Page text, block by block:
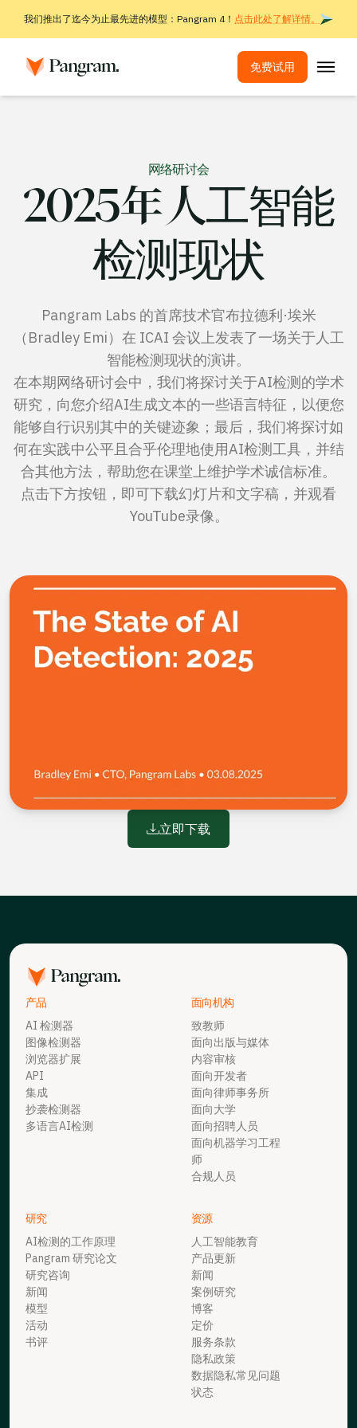
我们推出了迄今为止最先进的模型：Pangram 4！ 点击此处了解详情。
免费试用
浏览器扩展程序
多语言AI检测
公司
博客
定价
联系销售部
免费试用
网络研讨会
2025年人工智能
检测现状
Pangram Labs 的首席技术官布拉德利·埃米
（Bradley Emi）在 ICAI 会议上发表了一场关于人工
智能检测现状的演讲。
在本期网络研讨会中，我们将探讨关于AI检测的学术
研究，向您介绍AI生成文本的一些语言特征，以便您
能够自行识别其中的关键迹象；最后，我们将探讨如
何在实践中公平且合乎伦理地使用AI检测工具，并结
合其他方法，帮助您在课堂上维护学术诚信标准。
点击下方按钮，即可下载幻灯片和文字稿，并观看
YouTube录像。
立即下载
产品
AI 检测器
图像检测器
浏览器扩展
API
集成
抄袭检测器
多语言AI检测
面向机构
致教师
面向出版与媒体
内容审核
面向开发者
面向律师事务所
面向大学
面向招聘人员
面向机器学习工程
师
合规人员
研究
AI检测的工作原理
Pangram 研究论文
研究咨询
新闻
模型
活动
书评
资源
人工智能教育
产品更新
新闻
案例研究
博客
定价
服务条款
隐私政策
数据隐私常见问题
状态